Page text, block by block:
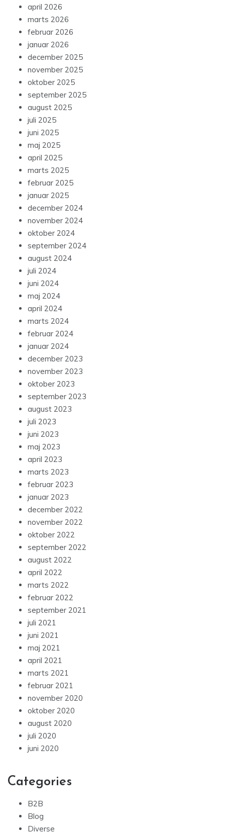
april 2026
marts 2026
februar 2026
januar 2026
december 2025
november 2025
oktober 2025
september 2025
august 2025
juli 2025
juni 2025
maj 2025
april 2025
marts 2025
februar 2025
januar 2025
december 2024
november 2024
oktober 2024
september 2024
august 2024
juli 2024
juni 2024
maj 2024
april 2024
marts 2024
februar 2024
januar 2024
december 2023
november 2023
oktober 2023
september 2023
august 2023
juli 2023
juni 2023
maj 2023
april 2023
marts 2023
februar 2023
januar 2023
december 2022
november 2022
oktober 2022
september 2022
august 2022
april 2022
marts 2022
februar 2022
september 2021
juli 2021
juni 2021
maj 2021
april 2021
marts 2021
februar 2021
november 2020
oktober 2020
august 2020
juli 2020
juni 2020
Categories
B2B
Blog
Diverse